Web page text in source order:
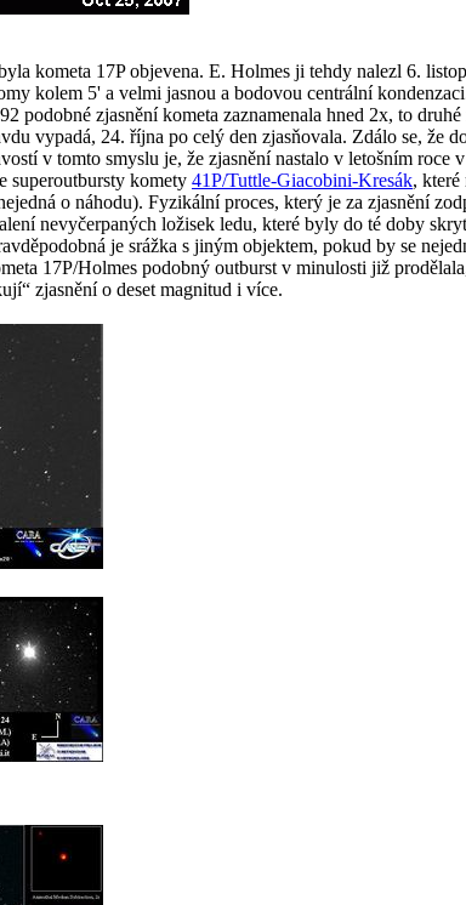
kometa 17P objevena. E. Holmes ji tehdy nalezl 6.
kolem 5' a velmi jasnou a bodovou centrální
podobné zjasnění kometa zaznamenala hned 2x, to
vypadá, 24. října po celý den zjasňovala. Zdálo se,
v tomto smyslu je, že zjasnění nastalo v letošním
superoutbursty komety 41P/Tuttle-Giacobini-Kresák,
o náhodu). Fyzikální proces, který je za zjasnění
nevyčerpaných ložisek ledu, které byly do té doby
je srážka s jiným objektem, pokud by se
17P/Holmes podobný outburst v minulosti již
zjasnění o deset magnitud i více.